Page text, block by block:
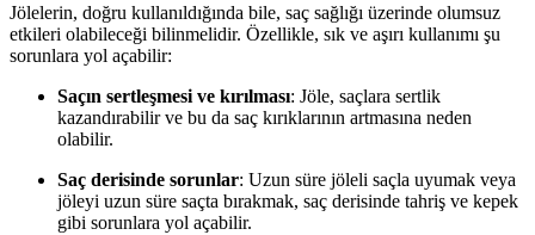
Jölelerin, doğru kullanıldığında bile, saç sağlığı üzerinde olumsuz
etkileri olabileceği bilinmelidir. Özellikle, sık ve aşırı kullanımı şu
sorunlara yol açabilir:
Saçın sertleşmesi ve kırılması: Jöle, saçlara sertlik
kazandırabilir ve bu da saç kırıklarının artmasına neden
olabilir.
Saç derisinde sorunlar: Uzun süre jöleli saçla uyumak veya
jöleyi uzun süre saçta bırakmak, saç derisinde tahriş ve kepek
gibi sorunlara yol açabilir.